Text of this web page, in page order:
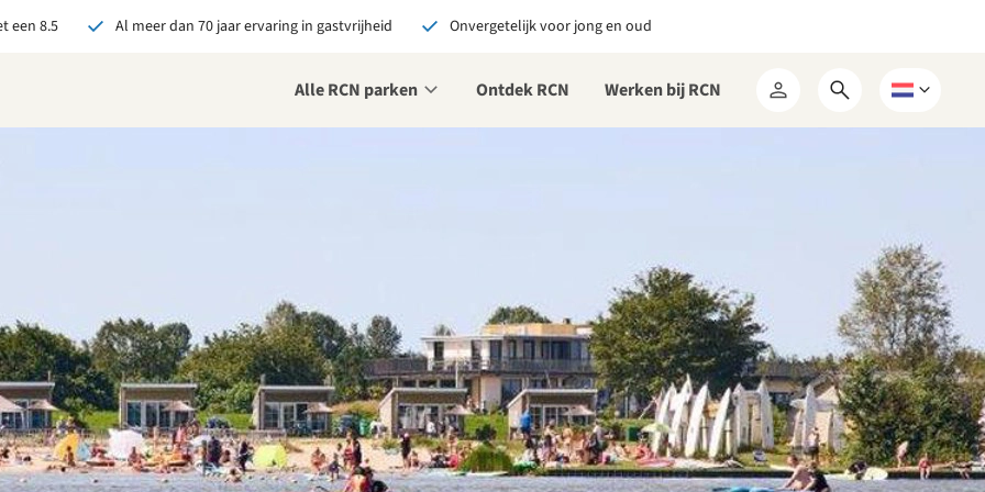
een 8.5 Al meer dan 70 jaar ervaring in gastvrijheid Onvergetelijk voor jong en oud
Alle RCN parken Ontdek RCN Werken bij RCN
Mijn
RCN
Open
zoekformulier
Kies
een
alle voordelen